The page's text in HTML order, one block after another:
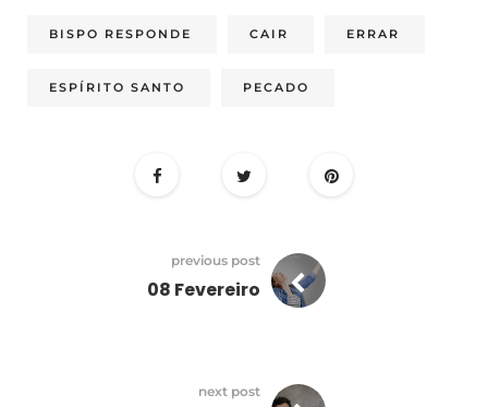
BISPO RESPONDE CAIR ERRAR
ESPÍRITO SANTO PECADO
previous post
08 Fevereiro
next post